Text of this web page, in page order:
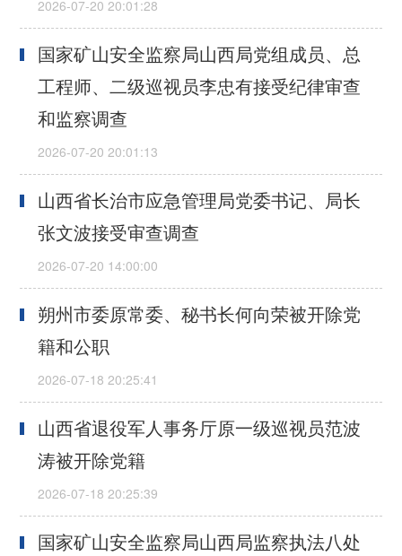
国家矿山安全监察局山西局党组成员、总
工程师、二级巡视员李忠有接受纪律审查
和监察调查
山西省长治市应急管理局党委书记、局长
张文波接受审查调查
朔州市委原常委、秘书长何向荣被开除党
籍和公职
山西省退役军人事务厅原一级巡视员范波
涛被开除党籍
国家矿山安全监察局山西局监察执法八处